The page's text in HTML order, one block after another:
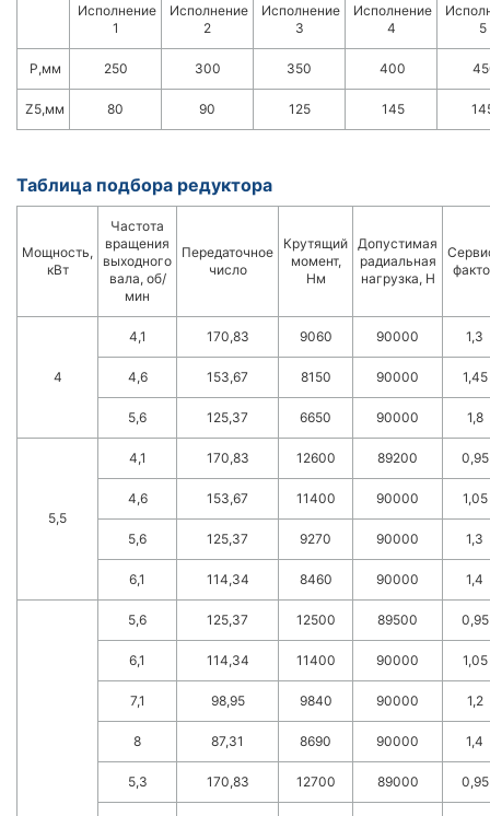
Исполнение
1
Исполнение
2
Исполнение
3
Исполнение
4
5
Р,мм 250 300 350 400
Z5,мм 80 90 125 145
Таблица подбора редуктора
Мощность,
кВт
Частота
вращения
выходного
вала, об/
мин
Передаточное
число
Крутящий
момент,
Нм
Допустимая
радиальная
нагрузка, Н
4
4,1 170,83 9060 90000 1,3
4,6 153,67 8150 90000 1,45
5,6 125,37 6650 90000 1,8
5,5
4,1 170,83 12600 89200 0,95
4,6 153,67 11400 90000 1,05
5,6 125,37 9270 90000 1,3
6,1 114,34 8460 90000 1,4
5,6 125,37 12500 89500 0,95
6,1 114,34 11400 90000 1,05
7,1 98,95 9840 90000 1,2
8 87,31 8690 90000 1,4
5,3 170,83 12700 89000 0,95